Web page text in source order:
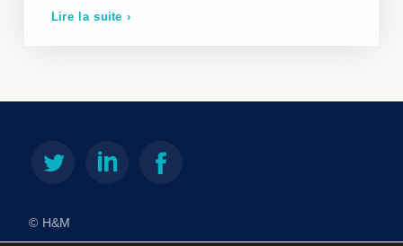
Lire la suite ›
© H&M